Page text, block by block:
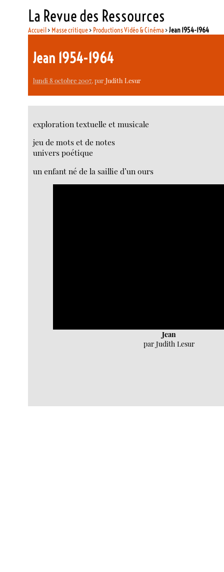
La Revue des Ressources
Accueil> Masse critique> Productions Vidéo & Cinéma >Jean 1954-1964
Jean 1954-1964
lundi 8 octobre 2007, parJudith Lesur
exploration textuelle et musicale
jeu de mots et de notes
univers poétique
un enfant né de la saillie d’un ours
Jean
par Judith Lesur